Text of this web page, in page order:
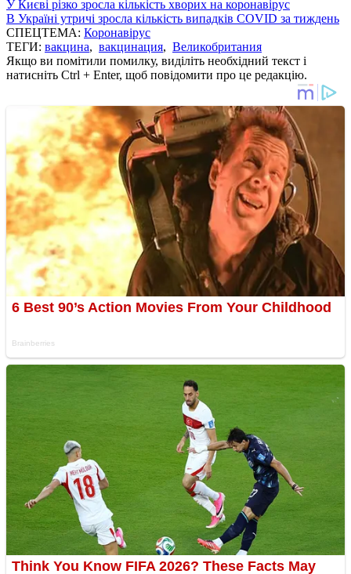
У Києві різко зросла кількість хворих на коронавірус
В Україні утричі зросла кількість випадків COVID за тиждень
СПЕЦТЕМА: Коронавірус
ТЕГИ: вакцина, вакцинация, Великобритания
Якщо ви помітили помилку, виділіть необхідний текст і
натисніть Ctrl + Enter, щоб повідомити про це редакцію.